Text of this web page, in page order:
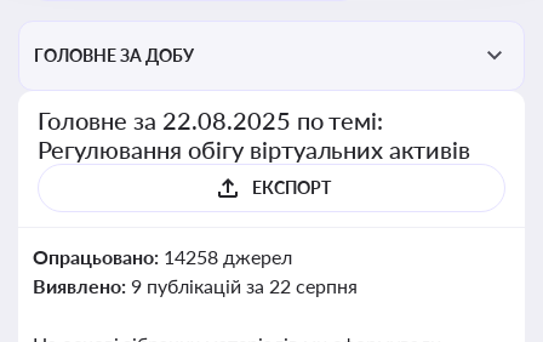
ГОЛОВНЕ ЗА ДОБУ
Головне за 22.08.2025 по темі:
Регулювання обігу віртуальних активів
ЕКСПОРТ
Опрацьовано: 14258 джерел
Виявлено: 9 публікацій за 22 серпня